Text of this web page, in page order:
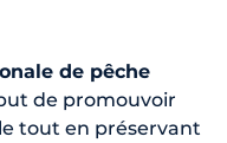
de pêche
de promouvoir
tout en préservant